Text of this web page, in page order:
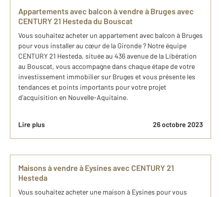
Appartements avec balcon à vendre à Bruges avec
CENTURY 21 Hesteda du Bouscat
Vous souhaitez acheter un appartement avec balcon à Bruges
pour vous installer au cœur de la Gironde ? Notre équipe
CENTURY 21 Hesteda, située au 436 avenue de la Libération
au Bouscat, vous accompagne dans chaque étape de votre
investissement immobilier sur Bruges et vous présente les
tendances et points importants pour votre projet
d’acquisition en Nouvelle-Aquitaine.
Lire plus 26 octobre 2023
Maisons à vendre à Eysines avec CENTURY 21
Hesteda
Vous souhaitez acheter une maison à Eysines pour vous